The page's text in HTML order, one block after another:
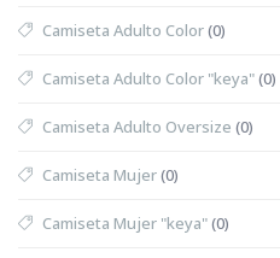
Camiseta Adulto Color(0)
Camiseta Adulto Color "keya"(0)
Camiseta Adulto Oversize (0)
Camiseta Mujer(0)
Camiseta Mujer "keya"(0)